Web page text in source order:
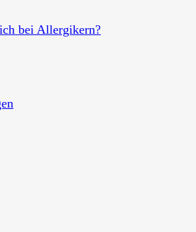
bei Allergikern?